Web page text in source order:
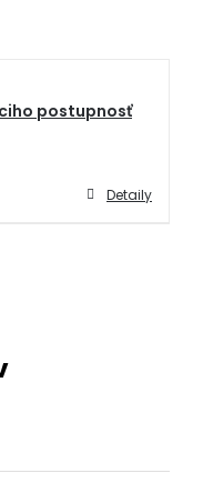
postupnosť
Detaily